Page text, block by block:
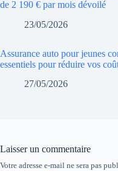
de 2 190 € par mois dévoilé
23/05/2026
Assurance auto pour jeunes
essentiels pour réduire vos
27/05/2026
Laisser un commentaire
Votre adresse e-mail ne sera pas